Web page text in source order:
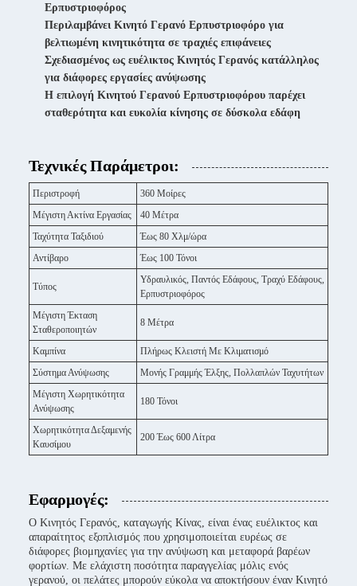
Ερπυστριοφόρος
Περιλαμβάνει Κινητό Γερανό Ερπυστριοφόρο για
βελτιωμένη κινητικότητα σε τραχιές επιφάνειες
Σχεδιασμένος ως ευέλικτος Κινητός Γερανός κατάλληλος
για διάφορες εργασίες ανύψωσης
Η επιλογή Κινητού Γερανού Ερπυστριοφόρου παρέχει
σταθερότητα και ευκολία κίνησης σε δύσκολα εδάφη
Τεχνικές Παράμετροι:
Περιστροφή
360 Μοίρες
Μέγιστη Ακτίνα Εργασίας
40 Μέτρα
Ταχύτητα Ταξιδιού
Έως 80 Χλμ/ώρα
Αντίβαρο
Έως 100 Τόνοι
Τύπος
Υδραυλικός, Παντός Εδάφους, Τραχύ Εδάφους,
Ερπυστριοφόρος
Μέγιστη Έκταση
Σταθεροποιητών
8 Μέτρα
Καμπίνα
Πλήρως Κλειστή Με Κλιματισμό
Σύστημα Ανύψωσης
Μονής Γραμμής Έλξης, Πολλαπλών Ταχυτήτων
Μέγιστη Χωρητικότητα
Ανύψωσης
180 Τόνοι
Χωρητικότητα Δεξαμενής
Καυσίμου
200 Έως 600 Λίτρα
Εφαρμογές:
Ο Κινητός Γερανός, καταγωγής Κίνας, είναι ένας ευέλικτος και
απαραίτητος εξοπλισμός που χρησιμοποιείται ευρέως σε
διάφορες βιομηχανίες για την ανύψωση και μεταφορά βαρέων
φορτίων. Με ελάχιστη ποσότητα παραγγελίας μόλις ενός
γερανού, οι πελάτες μπορούν εύκολα να αποκτήσουν έναν Κινητό